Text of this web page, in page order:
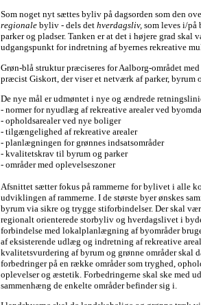
Som noget nyt sættes byliv på dagsorden som den
regionale byliv - dels det hverdagsliv, som leves i/på
parker og pladser. Tanken er at det i højere grad skal
udgangspunkt for indretning af byernes rekreative
Grøn-blå struktur præciseres for Aalborg-området
præcist Giskort, der viser et netværk af parker, byrum
De nye mål er udmøntet i nye og ændrede
- normer for nyudlæg af rekreative arealer ved
- opholdsarealer ved nye boliger
- tilgængelighed af rekreative arealer
- planlægningen for grønnes indsatsområder
- kvalitetskrav til byrum og parker
- områder med oplevelseszoner
Afsnittet sætter fokus på rammerne for bylivet i alle
udviklingen af rammerne. I de største byer ønskes
byrum via sikre og trygge stiforbindelser. Der skal
regionalt orienterede storbyliv og hverdagslivet i
forbindelse med lokalplanlægning af byområder
af eksisterende udlæg og indretning af rekreative
kvalitetsvurdering af byrum og grønne områder skal
forbedringer på en række områder som tryghed,
oplevelser og æstetik. Forbedringerne skal ske med
sammenhæng de enkelte områder befinder sig i.